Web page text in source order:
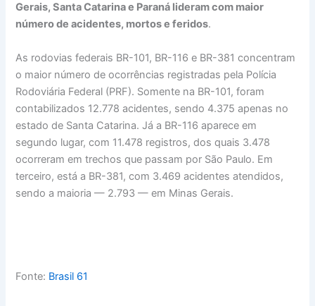
Gerais, Santa Catarina e Paraná lideram com maior
número de acidentes, mortos e feridos.
As rodovias federais BR-101, BR-116 e BR-381 concentram
o maior número de ocorrências registradas pela Polícia
Rodoviária Federal (PRF). Somente na BR-101, foram
contabilizados 12.778 acidentes, sendo 4.375 apenas no
estado de Santa Catarina. Já a BR-116 aparece em
segundo lugar, com 11.478 registros, dos quais 3.478
ocorreram em trechos que passam por São Paulo. Em
terceiro, está a BR-381, com 3.469 acidentes atendidos,
sendo a maioria — 2.793 — em Minas Gerais.
Fonte: Brasil 61